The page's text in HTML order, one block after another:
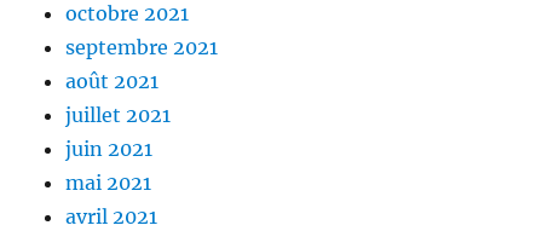
octobre 2021
septembre 2021
août 2021
juillet 2021
juin 2021
mai 2021
avril 2021